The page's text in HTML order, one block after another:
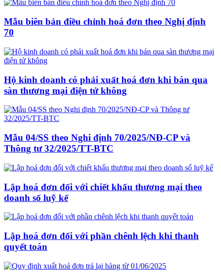
Mẫu biên bản điều chỉnh hoá đơn theo Nghị định
70
Hộ kinh doanh có phải xuất hoá đơn khi bán qua
sàn thương mại điện tử không
Mẫu 04/SS theo Nghi định 70/2025/NĐ-CP và
Thông tư 32/2025/TT-BTC
Lập hoá đơn đối với chiết khấu thương mại theo
doanh số luỹ kế
Lập hoá đơn đối với phần chênh lệch khi thanh
quyết toán